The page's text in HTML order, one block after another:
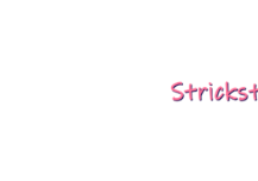
Navigation
Inhalt